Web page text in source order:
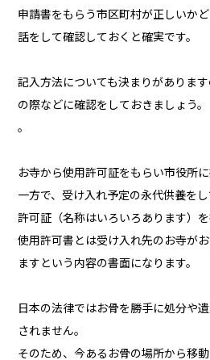
申請書をもらう市区町村が正しいか
話をして確認しておくと確実です。
記入方法についても決まりがありま
の際などに確認をしておきましょう。
。
お寺から使用許可証をもらい市役所
一方で、受け入れ予定の永代供養を
許可証（名称はいろいろあります）を
使用許可書とは受け入れ先のお寺が
ますという内容の書面になります。
日本の法律ではお骨を勝手に処分や
されません。
そのため、今あるお骨の場所から移